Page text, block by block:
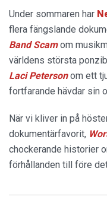
Under sommaren har
flera fängslande
Band Scam om
världens största
Laci Peterson om ett
fortfarande hävdar sin
När vi kliver in på
dokumentärfavorit,
chockerande historier
förhållanden till före